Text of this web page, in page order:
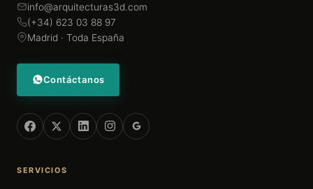
info@arquitecturas3d.com
(+34) 623 03 88 97
Madrid · Toda España
Contáctanos
SERVICIOS